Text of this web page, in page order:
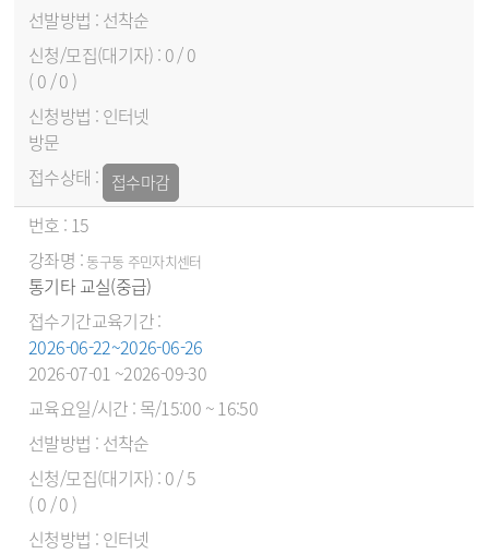
선착순
0 / 0
( 0 / 0 )
인터넷
방문
접수마감
15
동구동 주민자치센터
통기타 교실(중급)
2026-06-22~2026-06-26
2026-07-01 ~2026-09-30
목/15:00 ~ 16:50
선착순
0 / 5
( 0 / 0 )
인터넷